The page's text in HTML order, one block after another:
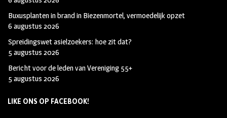
Buxusplanten in brand in Biezenmortel, vermoedelijk opzet
6 augustus 2026
Spreidingswet asielzoekers: hoe zit dat?
5 augustus 2026
Bericht voor de leden van Vereniging 55+
5 augustus 2026
LIKE ONS OP FACEBOOK!